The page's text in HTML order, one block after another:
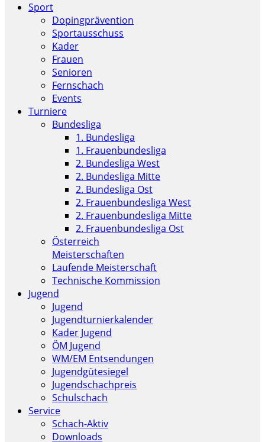
Sport
Dopingprävention
Sportausschuss
Kader
Frauen
Senioren
Fernschach
Events
Turniere
Bundesliga
1. Bundesliga
1. Frauenbundesliga
2. Bundesliga West
2. Bundesliga Mitte
2. Bundesliga Ost
2. Frauenbundesliga West
2. Frauenbundesliga Mitte
2. Frauenbundesliga Ost
Österreich
Meisterschaften
Laufende Meisterschaft
Technische Kommission
Jugend
Jugend
Jugendturnierkalender
Kader Jugend
ÖM Jugend
WM/EM Entsendungen
Jugendgütesiegel
Jugendschachpreis
Schulschach
Service
Schach-Aktiv
Downloads